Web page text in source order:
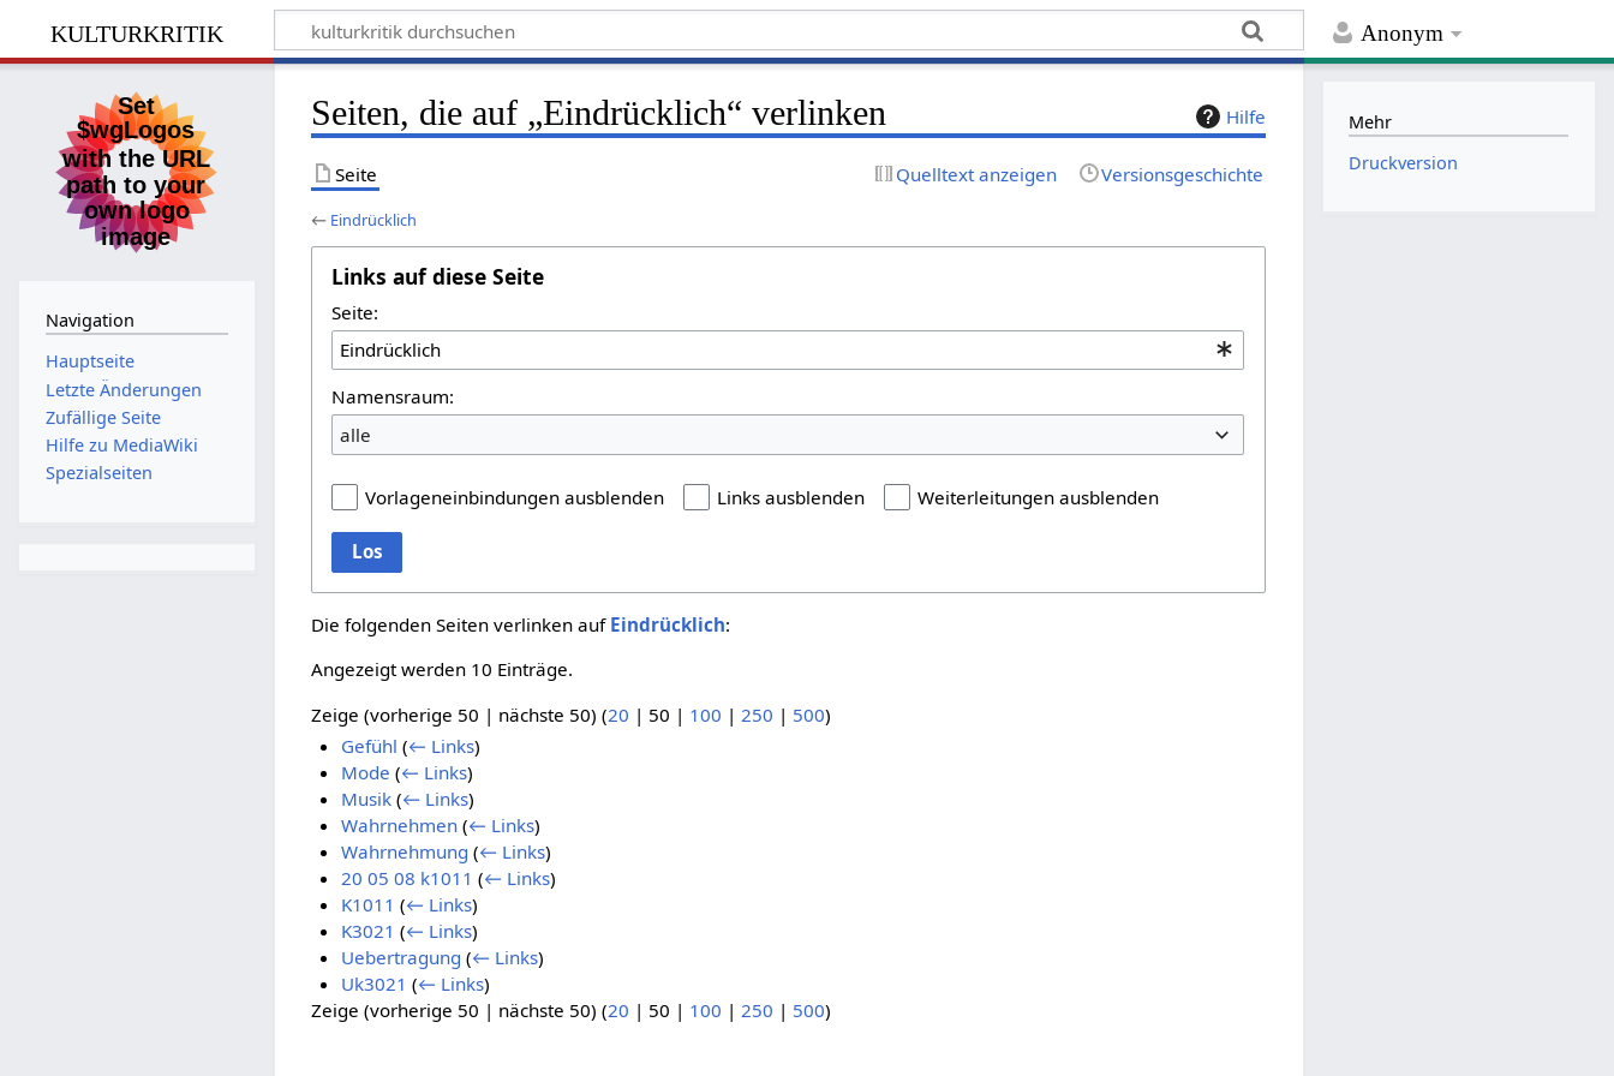
Anonym
kulturkritik
Hilfe
Seiten, die auf „Eindrücklich“ verlinken
Seite Quelltext anzeigen Versionsgeschichte
← Eindrücklich
Links auf diese Seite
Seite:
Namensraum:
alle
Vorlageneinbindungen ausblenden Links ausblenden Weiterleitungen ausblenden
Los
Die folgenden Seiten verlinken auf Eindrücklich:
Angezeigt werden 10 Einträge.
Zeige (vorherige 50 | nächste 50) (20 | 50 | 100 | 250 | 500)
Gefühl (← Links)
Mode (← Links)
Musik (← Links)
Wahrnehmen (← Links)
Wahrnehmung (← Links)
20 05 08 k1011 (← Links)
K1011 (← Links)
K3021 (← Links)
Uebertragung (← Links)
Uk3021 (← Links)
Zeige (vorherige 50 | nächste 50) (20 | 50 | 100 |250 | 500)
Navigation
Hauptseite
Letzte Änderungen
Zufällige Seite
Hilfe zu MediaWiki
Spezialseiten
Mehr
Druckversion